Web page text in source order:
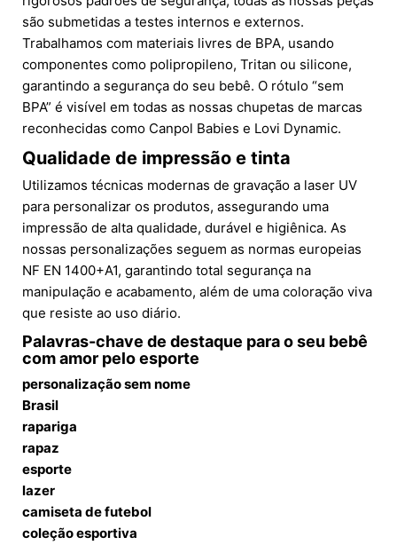
são submetidas a testes internos e externos.
Trabalhamos com materiais livres de BPA, usando
componentes como polipropileno, Tritan ou silicone,
garantindo a segurança do seu bebê. O rótulo “sem
BPA” é visível em todas as nossas chupetas de marcas
reconhecidas como Canpol Babies e Lovi Dynamic.
Qualidade de impressão e tinta
Utilizamos técnicas modernas de gravação a laser UV
para personalizar os produtos, assegurando uma
impressão de alta qualidade, durável e higiênica. As
nossas personalizações seguem as normas europeias
NF EN 1400+A1, garantindo total segurança na
manipulação e acabamento, além de uma coloração viva
que resiste ao uso diário.
Palavras-chave de destaque para o seu bebê
com amor pelo esporte
personalização sem nome
Brasil
rapariga
rapaz
esporte
lazer
camiseta de futebol
coleção esportiva